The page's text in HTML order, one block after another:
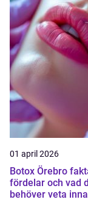
01 april 2026
Botox Örebro fakta,
fördelar och vad
behöver veta